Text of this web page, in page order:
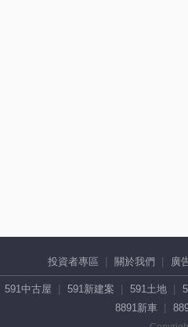
投資者專區 關於我們 廣
591中古屋 591新建案 591土地
8891新車